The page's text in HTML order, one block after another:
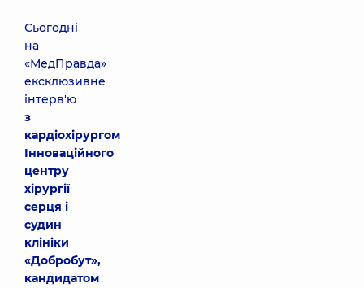
Сьогодні
на
«МедПравда»
ексклюзивне
інтерв'ю
з
кардіохірургом
Інноваційного
центру
хірургії
серця і
судин
клініки
«Добробут»,
кандидатом